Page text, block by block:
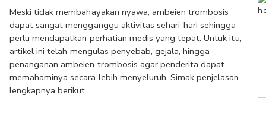
Meski tidak membahayakan nyawa, ambeien trombosis
dapat sangat mengganggu aktivitas sehari-hari sehingga
perlu mendapatkan perhatian medis yang tepat. Untuk itu,
artikel ini telah mengulas penyebab, gejala, hingga
penanganan ambeien trombosis agar penderita dapat
memahaminya secara lebih menyeluruh. Simak penjelasan
lengkapnya berikut.